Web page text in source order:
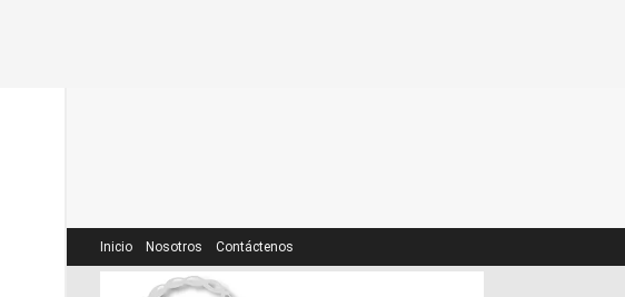
Inicio Nosotros Contáctenos